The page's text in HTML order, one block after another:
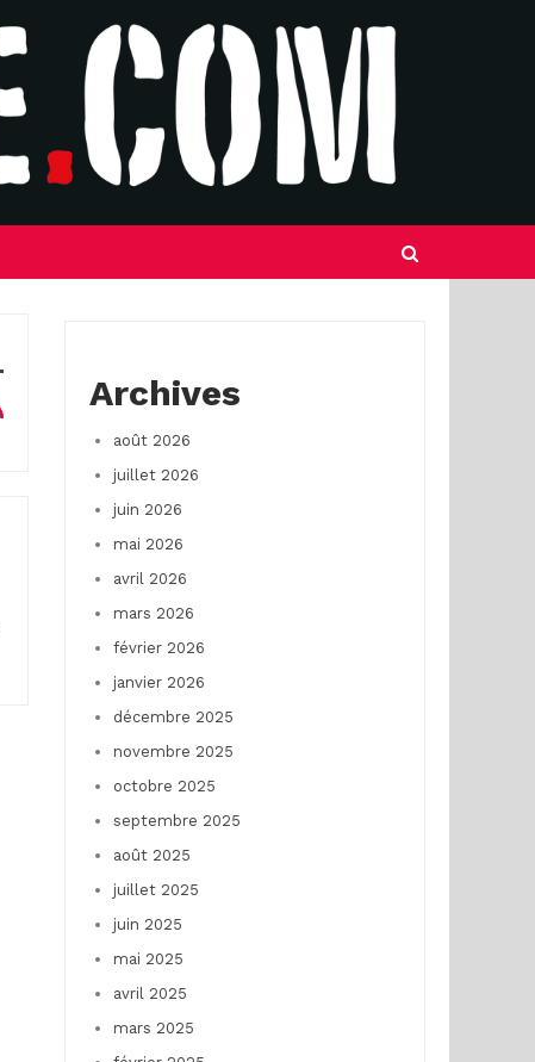
Archives
août 2026
juillet 2026
juin 2026
mai 2026
avril 2026
mars 2026
février 2026
janvier 2026
décembre 2025
novembre 2025
octobre 2025
septembre 2025
août 2025
juillet 2025
juin 2025
mai 2025
avril 2025
mars 2025